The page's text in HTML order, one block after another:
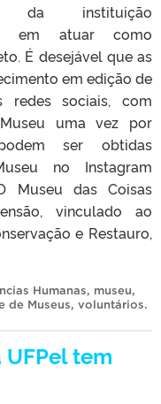
da instituição
em atuar como
É desejável que as
em edição de
sociais, com
uma vez por
ser obtidas
no Instagram
Museu das Coisas
vinculado ao
e Restauro,
Humanas, museu,
de Museus, voluntários.
tem